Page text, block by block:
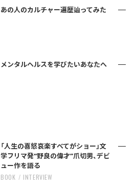
あの人のカルチャー遍歴辿ってみた
メンタルヘルスを学びたいあなたへ
「人生の喜怒哀楽すべてがショー」文
学フリマ発“野良の偉才”爪切男、デビ
ュー作を語る
BOOK INTERVIEW